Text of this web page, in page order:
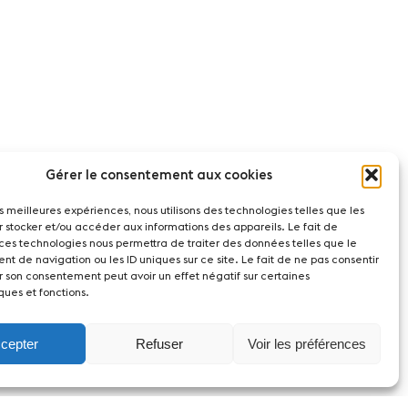
Gérer le consentement aux cookies
meilleures expériences, nous utilisons des technologies telles que les
stocker et/ou accéder aux informations des appareils. Le fait de
technologies nous permettra de traiter des données telles que le
de navigation ou les ID uniques sur ce site. Le fait de ne pas consentir
son consentement peut avoir un effet négatif sur certaines
et fonctions.
Refuser Voir les préférences